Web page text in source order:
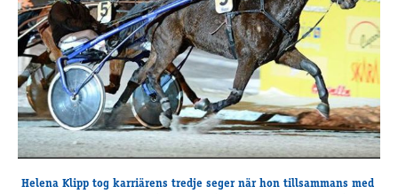
Supertorsdag för företag
Supertorsdag
Ponnytravtävlingar
Ridsport
Om travskolan
Licenskurser
Helena Klipp tog karriärens tredje seger när hon tillsammans med